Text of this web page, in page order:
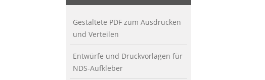
Gestaltete PDF zum Ausdrucken
und Verteilen
Entwürfe und Druckvorlagen für
NDS-Aufkleber